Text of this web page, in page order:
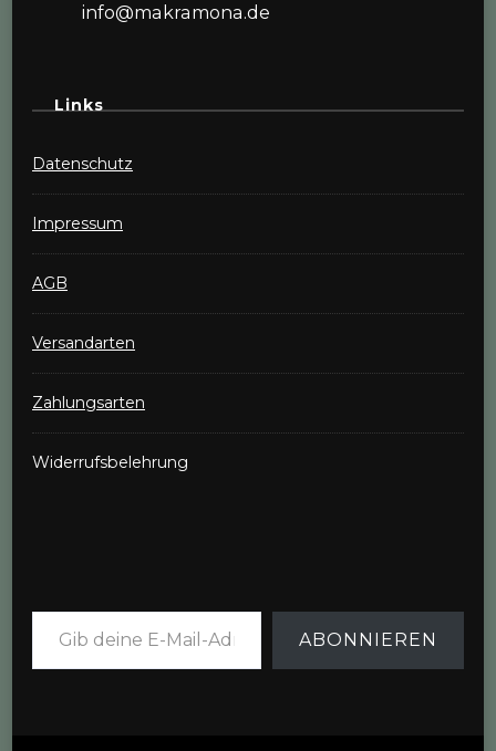
info@makramona.de
Links
Datenschutz
Impressum
AGB
Versandarten
Zahlungsarten
Widerrufsbelehrung
Gib deine E-Mail-Adresse ein ...
ABONNIEREN